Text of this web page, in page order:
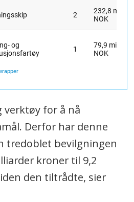
verktøy for å nå
Derfor har denne
tredoblet bevilgningen
kroner til 9,2
den tiltrådte, sier